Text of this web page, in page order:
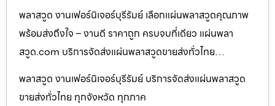
พลาสวูด งานเฟอร์นิเจอร์บุรีรัมย์ เลือกแผ่นพลาสวูดคุณภาพ
พร้อมส่งถึงใจ – งานดี ราคาถูก ครบจบที่เดียว แผ่นพลา
สวูด.com บริการจัดส่งแผ่นพลาสวูดขายส่งทั่วไทย…
พลาสวูด งานเฟอร์นิเจอร์บุรีรัมย์ บริการจัดส่งแผ่นพลาสวูด
ขายส่งทั่วไทย ทุกจังหวัด ทุกภาค